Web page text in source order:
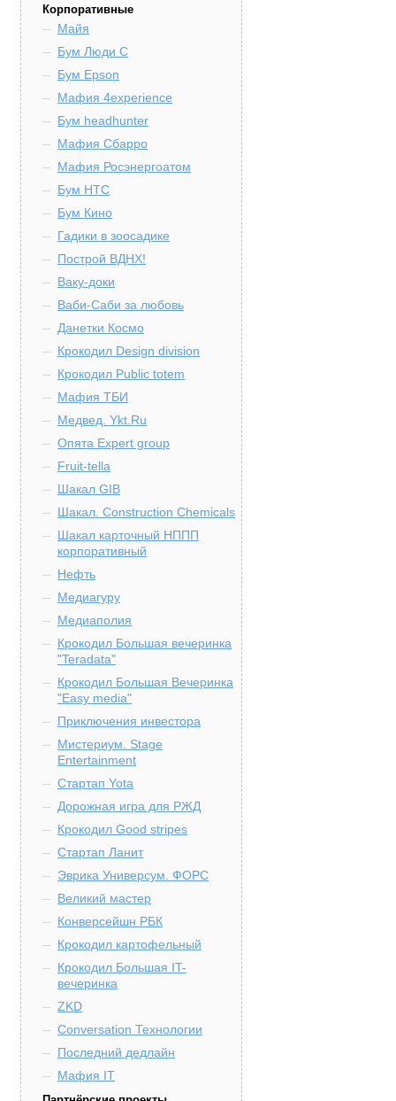
Корпоративные
Майя
Бум Люди С
Бум Epson
Мафия 4experience
Бум headhunter
Мафия Сбарро
Мафия Росэнергоатом
Бум HTC
Бум Кино
Гадики в зоосадике
Построй ВДНХ!
Ваку-доки
Ваби-Саби за любовь
Данетки Космо
Крокодил Design division
Крокодил Public totem
Мафия ТБИ
Медвед. Ykt.Ru
Опята Expert group
Fruit-tella
Шакал GIB
Шакал. Construction Chemicals
Шакал карточный НППП
корпоративный
Нефть
Медиагуру
Медиаполия
Крокодил Большая вечеринка
"Teradata"
Крокодил Большая Вечеринка
"Easy media"
Приключения инвестора
Мистериум. Stage
Entertainment
Стартап Yota
Дорожная игра для РЖД
Крокодил Good stripes
Стартап Ланит
Эврика Универсум. ФОРС
Великий мастер
Конверсейшн РБК
Крокодил картофельный
Крокодил Большая IT-
вечеринка
ZKD
Conversation Технологии
Последний дедлайн
Мафия IT